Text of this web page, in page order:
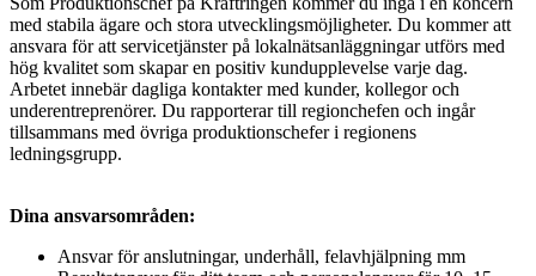
med stabila ägare och stora utvecklingsmöjligheter. Du kommer att
ansvara för att servicetjänster på lokalnätsanläggningar utförs med
hög kvalitet som skapar en positiv kundupplevelse varje dag.
Arbetet innebär dagliga kontakter med kunder, kollegor och
underentreprenörer. Du rapporterar till regionchefen och ingår
tillsammans med övriga produktionschefer i regionens
ledningsgrupp.
Dina ansvarsområden:
Ansvar för anslutningar, underhåll, felavhjälpning mm